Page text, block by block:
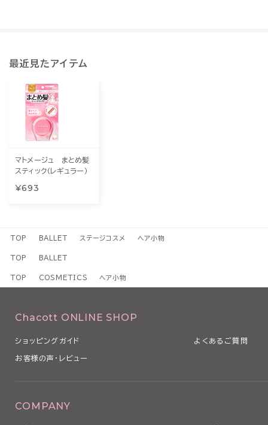
最近見たアイテム
マトメージュ まとめ髪
スティック（レギュラー）
¥693
TOP BALLET ステージコスメ ヘア小物
TOP BALLET
TOP COSMETICS ヘア小物
Chacott ONLINE SHOP
ショッピングガイド よくあるご質問
お客様の声・レビュー
COMPANY